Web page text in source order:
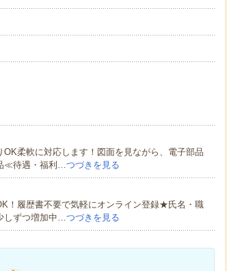
柔軟に対応します！図面を見ながら、電子部品
≪待遇・福利… つづきを見る
！履歴書不要で気軽にオンライン登録★氏名・職
ずつ増加中… つづきを見る